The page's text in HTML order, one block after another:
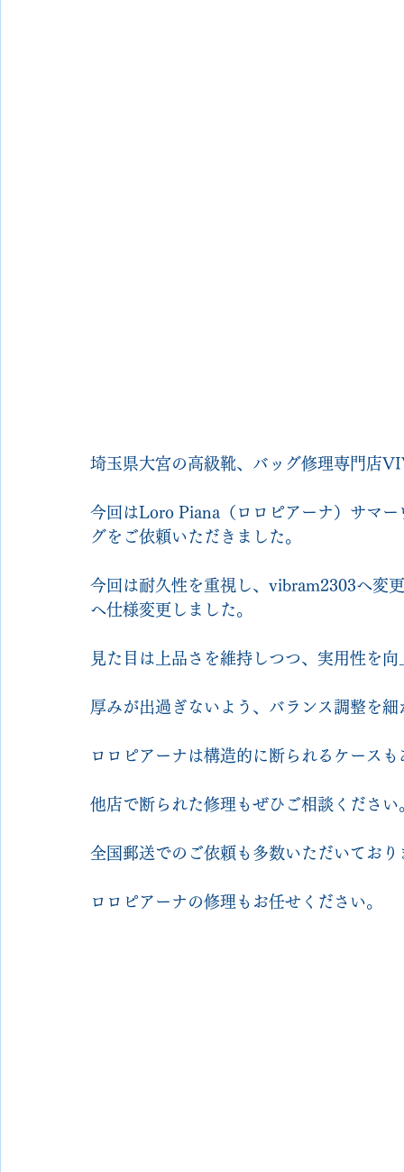
埼玉県大宮の高級靴、バッグ修理専門店
今回はLoro Piana（ロロピアーナ）サマ
グをご依頼いただきました。
今回は耐久性を重視し、vibram2303へ変
へ仕様変更しました。
見た目は上品さを維持しつつ、実用性を向
厚みが出過ぎないよう、バランス調整を
ロロピアーナは構造的に断られるケース
他店で断られた修理もぜひご相談ください
全国郵送でのご依頼も多数いただいており
ロロピアーナの修理もお任せください。